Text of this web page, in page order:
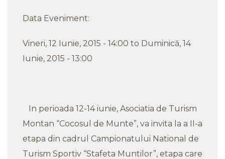
Data Eveniment:
Vineri, 12 Iunie, 2015 - 14:00 to Duminică, 14
Iunie, 2015 - 13:00
In perioada 12-14 iunie, Asociatia de Turism
Montan “Cocosul de Munte”, va invita la a II-a
etapa din cadrul Campionatului National de
Turism Sportiv “Stafeta Muntilor”, etapa care